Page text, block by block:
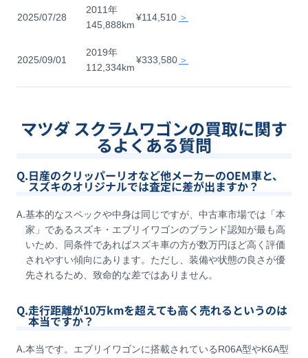
2025/07/28
2011年
145,888km
¥114,510 ＞
2025/09/01
2019年
112,334km
¥333,580 ＞
マツダ スクラムワゴンの買取に関す
るよくある質問
Q.日産のクリッパーリオなど他メーカーのOEM車と、
スズキのオリジナルでは査定に差が出ますか？
A.基本的なスペックや中身は同じですが、中古車市場では「本
家」であるスズキ・エブリイワゴンのブランド認知が最も高
いため、同条件であればスズキ車の方が数万円ほど高く評価
されやすい傾向にあります。ただし、装備や状態の良さが優
先されるため、致命的な差ではありません。
Q.走行距離が10万kmを超えても高く売れるというのは
本当ですか？
A.本当です。エブリイワゴンに搭載されているR06A型やK6A型